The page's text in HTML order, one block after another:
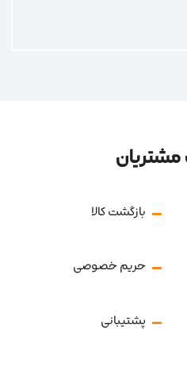
بازگشت کالا
حریم خصوصی
پشتیبانی